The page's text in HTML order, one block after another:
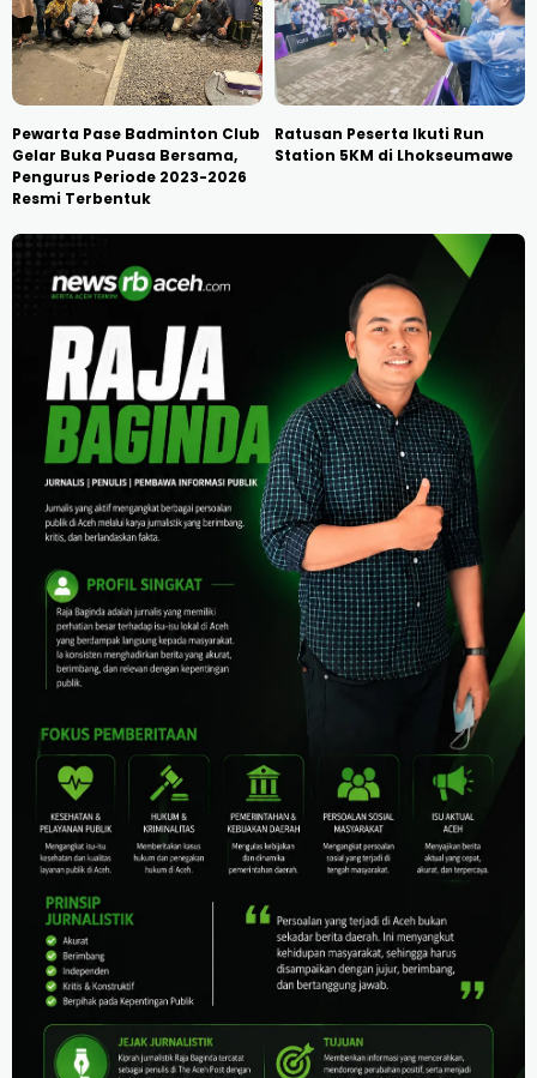
Pewarta Pase Badminton Club
Gelar Buka Puasa Bersama,
Pengurus Periode 2023-2026
Resmi Terbentuk
Ratusan Peserta Ikuti Run
Station 5KM di Lhokseumawe